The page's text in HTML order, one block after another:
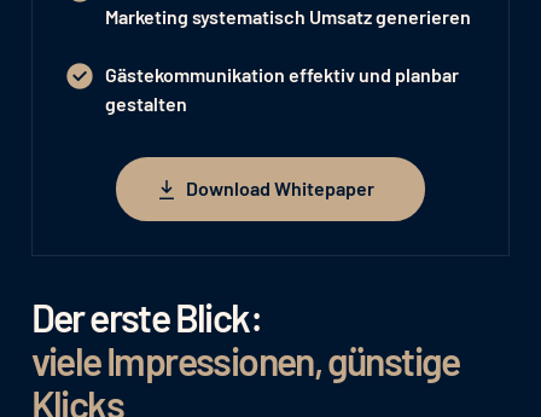
Der erste Blick:
viele Impressionen, günstige
Klicks
Marketing systematisch Umsatz generieren
Gästekommunikation effektiv und planbar
gestalten
Download Whitepaper
Download Whitepaper